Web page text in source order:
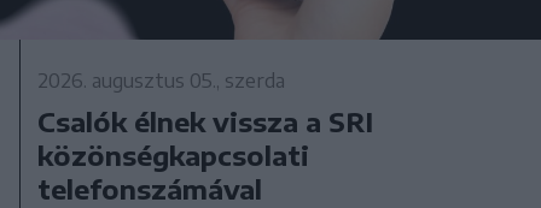
2026. augusztus 05., szerda
Csalók élnek vissza a SRI
közönségkapcsolati
telefonszámával